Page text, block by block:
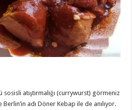
atıştırmalığı (currywurst) görmeniz
adı Döner Kebap ile de anılıyor.